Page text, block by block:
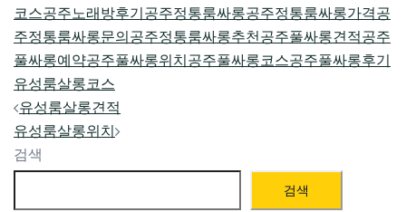
코스공주노래방후기공주정통룸싸롱공주정통룸싸롱가격공
주정통룸싸롱문의공주정통룸싸롱추천공주풀싸롱견적공주
풀싸롱예약공주풀싸롱위치공주풀싸롱코스공주풀싸롱후기
유성룸살롱코스
Post
navigation
유성룸살롱견적
유성룸살롱위치
검색
검색